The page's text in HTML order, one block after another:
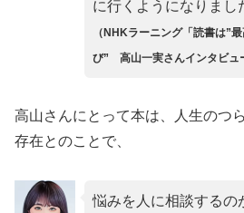
に行くようになりまし
（NHKラーニング「読書は”
び” 高山一実さんインタビュ
高山さんにとって本は、人生のつ
存在とのことで、
悩みを人に相談するの